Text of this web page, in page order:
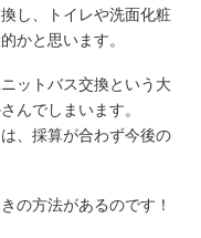
し、トイレや洗面化粧
かと思います。
ットバス交換という大
んでしまいます。
、採算が合わず今後の
の方法があるのです！